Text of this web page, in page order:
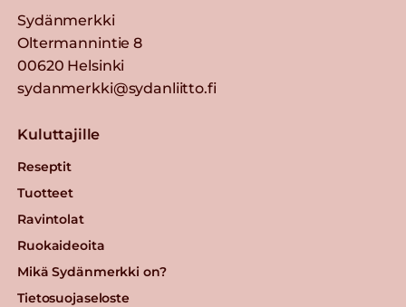
Sydänmerkki
Oltermannintie 8
00620 Helsinki
sydanmerkki@sydanliitto.fi
Kuluttajille
Reseptit
Tuotteet
Ravintolat
Ruokaideoita
Mikä Sydänmerkki on?
Tietosuojaseloste